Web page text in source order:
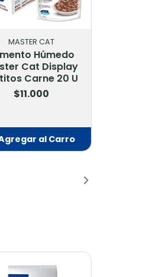
MASTER CAT
Húmedo
Cat Display
Carne 20 U
$11.000
al Carro